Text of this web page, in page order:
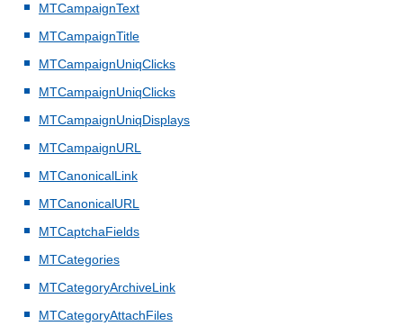
MTCampaignText
MTCampaignTitle
MTCampaignUniqClicks
MTCampaignUniqClicks
MTCampaignUniqDisplays
MTCampaignURL
MTCanonicalLink
MTCanonicalURL
MTCaptchaFields
MTCategories
MTCategoryArchiveLink
MTCategoryAttachFiles